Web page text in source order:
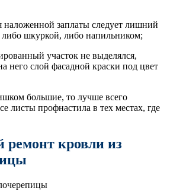
наложенной заплаты следует лишний
шкуркой, либо напильником;
участок не выделялся,
него слой фасадной краски под цвет
большие, то лучше всего
листы профнастила в тех местах, где
кровли из